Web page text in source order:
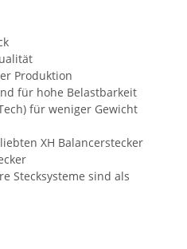
Produktion
für hohe Belastbarkeit
für weniger Gewicht
XH Balancerstecker
Stecksysteme sind als